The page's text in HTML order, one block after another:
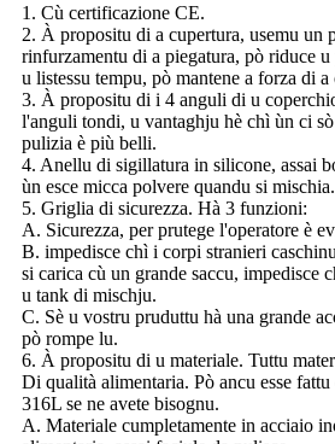
1. Cù certificazione CE.
2. À propositu di a cupertura, usemu un
rinfurzamentu di a piegatura, pò riduce u
u listessu tempu, pò mantene a forza di a
3. À propositu di i 4 anguli di u
l'anguli tondi, u vantaghju hè chì ùn ci
pulizia è più belli.
4. Anellu di sigillatura in silicone, assai
ùn esce micca polvere quandu si mischia.
5. Griglia di sicurezza. Hà 3 funzioni:
A. Sicurezza, per prutege l'operatore è
B. impedisce chì i corpi stranieri
si carica cù un grande saccu, impedisce
u tank di mischju.
C. Sè u vostru pruduttu hà una grande
pò rompe lu.
6. À propositu di u materiale. Tuttu
Di qualità alimentaria. Pò ancu esse
316L se ne avete bisognu.
A. Materiale cumpletamente in acciaio